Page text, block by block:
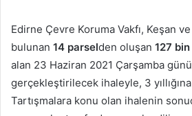
göndermek
Edirne Çevre Koruma Vakfı, Keşan
bulunan 14 parselden oluşan 127
alan 23 Haziran 2021 Çarşamba günü
gerçekleştirilecek ihaleyle, 3
Tartışmalara konu olan ihalenin